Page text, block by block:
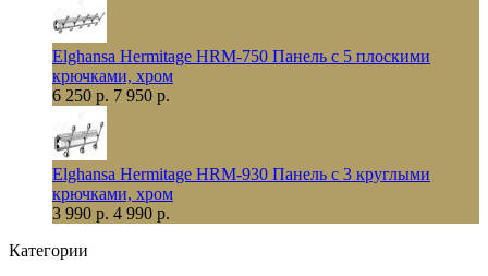
Elghansa Hermitage HRM-750 Панель с 5 плоскими
крючками, хром
6 250 р. 7 950 р.
Elghansa Hermitage HRM-930 Панель с 3 круглыми
крючками, хром
3 990 р. 4 990 р.
Категории